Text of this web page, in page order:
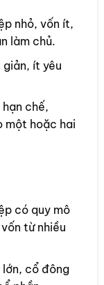
nhỏ, vốn ít,
làm chủ.
ít yêu
chế,
một hoặc hai
có quy mô
từ nhiều
lớn, cổ đông